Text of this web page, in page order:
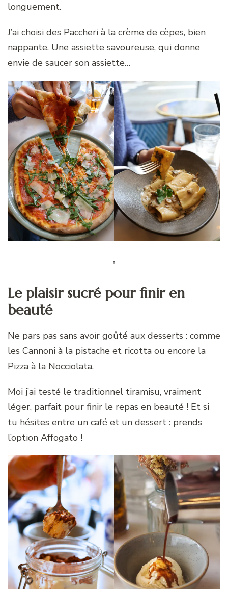
longuement.
J’ai choisi des Paccheri à la crème de cèpes, bien
nappante. Une assiette savoureuse, qui donne
envie de saucer son assiette…
Le plaisir sucré pour finir en
beauté
Ne pars pas sans avoir goûté aux desserts : comme
les Cannoni à la pistache et ricotta ou encore la
Pizza à la Nocciolata.
Moi j’ai testé le traditionnel tiramisu, vraiment
léger, parfait pour finir le repas en beauté ! Et si
tu hésites entre un café et un dessert : prends
l’option Affogato !